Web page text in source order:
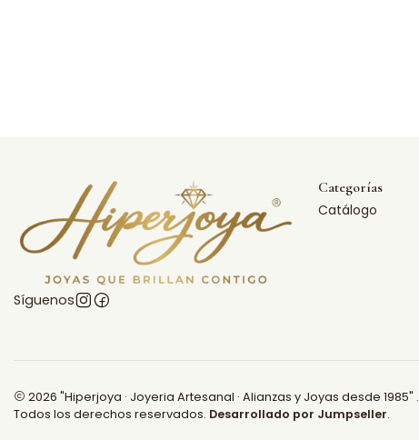
Síguenos
Categorías
Catálogo
2026 "Hiperjoya · Joyeria Artesanal · Alianzas y Joyas desde 1985" .
Todos los derechos reservados. Desarrollado por Jumpseller.